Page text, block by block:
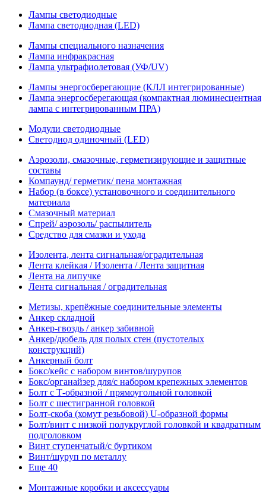
Лампы светодиодные
Лампа светодиодная (LED)
Лампы специального назначения
Лампа инфракрасная
Лампа ультрафиолетовая (УФ/UV)
Лампы энергосберегающие (КЛЛ интегрированные)
Лампа энергосберегающая (компактная люминесцентная
лампа с интегрированным ПРА)
Модули светодиодные
Светодиод одиночный (LED)
Аэрозоли, смазочные, герметизирующие и защитные
составы
Компаунд/ герметик/ пена монтажная
Набор (в боксе) установочного и соединительного
материала
Смазочный материал
Спрей/ аэрозоль/ распылитель
Средство для смазки и ухода
Изолента, лента сигнальная/оградительная
Лента клейкая / Изолента / Лента защитная
Лента на липучке
Лента сигнальная / оградительная
Метизы, крепёжные соединительные элементы
Анкер складной
Анкер-гвоздь / анкер забивной
Анкер/дюбель для полых стен (пустотелых
конструкций)
Анкерный болт
Бокс/кейс с набором винтов/шурупов
Бокс/органайзер для/с набором крепежных элементов
Болт с Т-образной / прямоугольной головкой
Болт с шестигранной головкой
Болт-скоба (хомут резьбовой) U-образной формы
Болт/винт с низкой полукруглой головкой и квадратным
подголовком
Винт ступенчатый/с буртиком
Винт/шуруп по металлу
Еще 40
Монтажные коробки и аксессуары